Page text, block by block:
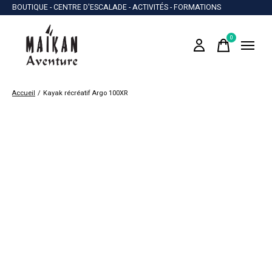
BOUTIQUE - CENTRE D'ESCALADE - ACTIVITÉS - FORMATIONS
0items
Accueil / Kayak récréatif Argo 100XR